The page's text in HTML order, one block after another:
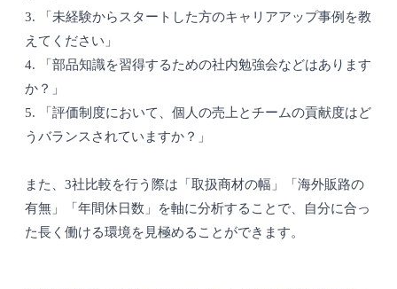
3. 「未経験からスタートした方のキャリアアップ事例を教
えてください」
4. 「部品知識を習得するための社内勉強会などはあります
か？」
5. 「評価制度において、個人の売上とチームの貢献度はど
うバランスされていますか？」
また、3社比較を行う際は「取扱商材の幅」「海外販路の
有無」「年間休日数」を軸に分析することで、自分に合っ
た長く働ける環境を見極めることができます。